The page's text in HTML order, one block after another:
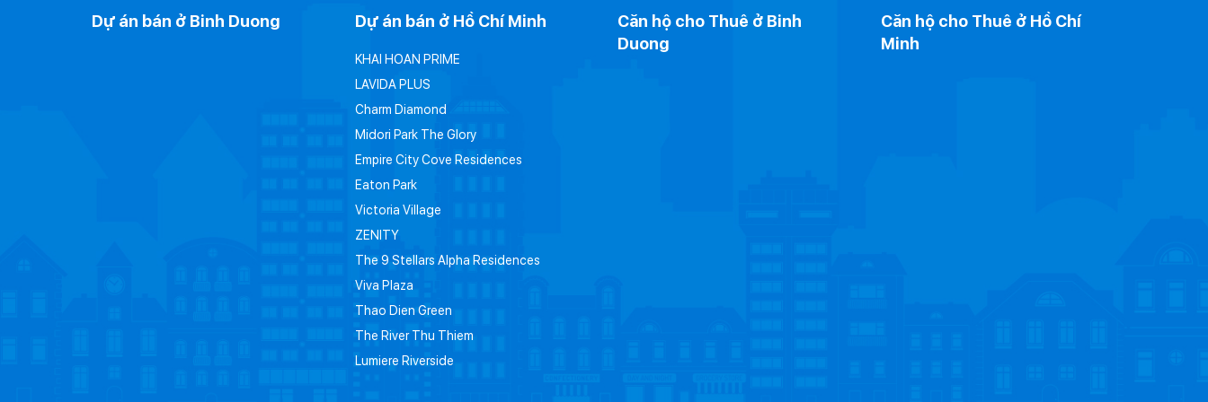
Dự án bán ở Binh Duong Dự án bán ở Hồ Chí Minh
KHAI HOAN PRIME
LAVIDA PLUS
Charm Diamond
Midori Park The Glory
Empire City Cove Residences
Eaton Park
Victoria Village
ZENITY
The 9 Stellars Alpha Residences
Viva Plaza
Thao Dien Green
The River Thu Thiem
Lumiere Riverside
Căn hộ cho Thuê ở Binh
Duong
Căn hộ cho Thuê ở Hồ Chí
Minh